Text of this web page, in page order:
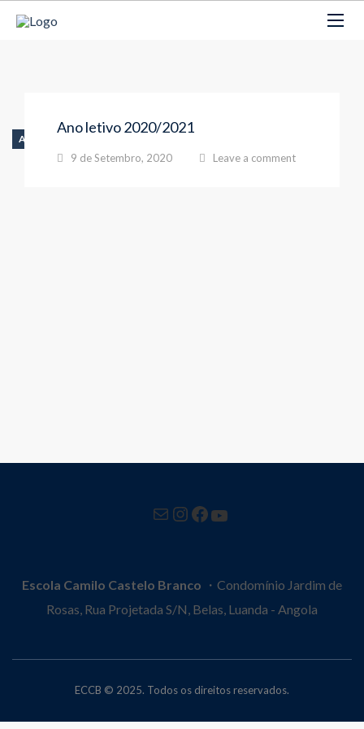
ANÚNCIOS
Ano letivo 2020/2021
9 de Setembro, 2020 Leave a comment
MailInstagram
Facebook
YouTube
Escola Camilo Castelo Branco ・Condomínio Jardim de
Rosas, Rua Projetada S/N, Belas, Luanda - Angola
ECCB © 2025. Todos os direitos reservados.